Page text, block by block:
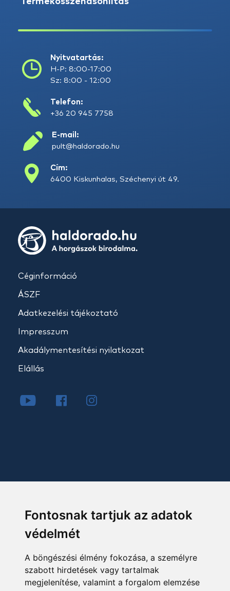
Fontosnak tartjuk az adatok
védelmét
A böngészési élmény fokozása, a személyre
szabott hirdetések vagy tartalmak
megjelenítése, valamint a forgalom elemzése
Nyitvatartás:
H-P: 8:00-17:00
Sz: 8:00 - 12:00
Telefon:
+36 20 945 7758
E-mail:
pult@haldorado.hu
Cím:
6400 Kiskunhalas, Széchenyi út 49.
Céginformáció
ÁSZF
Adatkezelési tájékoztató
Impresszum
Akadálymentesítési nyilatkozat
Elállás